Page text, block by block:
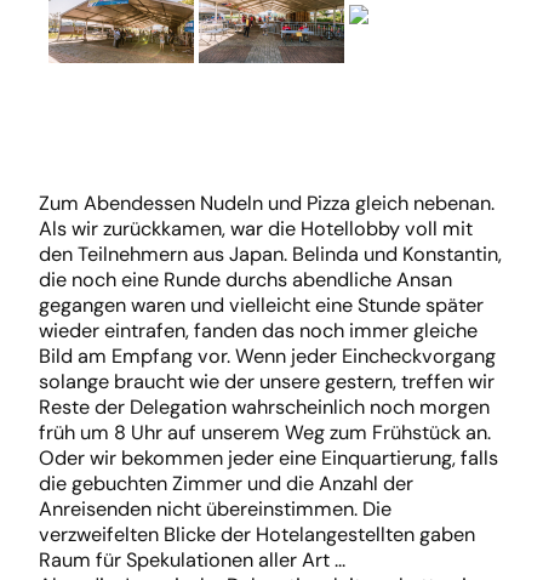
Zum Abendessen Nudeln und Pizza gleich nebenan.
Als wir zurückkamen, war die Hotellobby voll mit
den Teilnehmern aus Japan. Belinda und Konstantin,
die noch eine Runde durchs abendliche Ansan
gegangen waren und vielleicht eine Stunde später
wieder eintrafen, fanden das noch immer gleiche
Bild am Empfang vor. Wenn jeder Eincheckvorgang
solange braucht wie der unsere gestern, treffen wir
Reste der Delegation wahrscheinlich noch morgen
früh um 8 Uhr auf unserem Weg zum Frühstück an.
Oder wir bekommen jeder eine Einquartierung, falls
die gebuchten Zimmer und die Anzahl der
Anreisenden nicht übereinstimmen. Die
verzweifelten Blicke der Hotelangestellten gaben
Raum für Spekulationen aller Art …